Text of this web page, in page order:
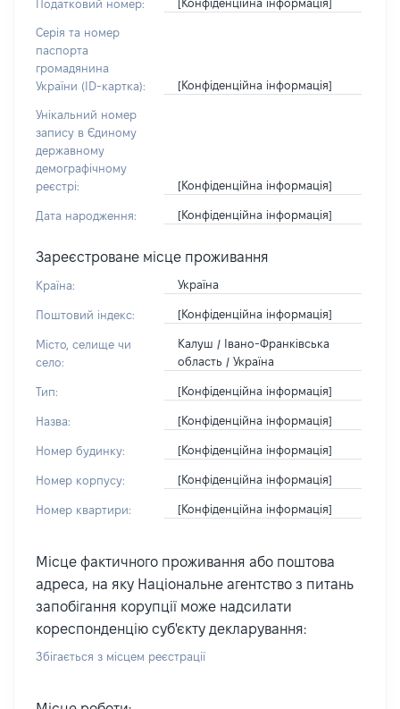
Податковий номер: [Конфіденційна інформація]
Серія та номер
паспорта
громадянина
України (ID-картка):
[Конфіденційна інформація]
Унікальний номер
запису в Єдиному
державному
демографічному
реєстрі:
[Конфіденційна інформація]
Дата народження: [Конфіденційна інформація]
Зареєстроване місце проживання
Країна: Україна
Поштовий індекс: [Конфіденційна інформація]
Місто, селище чи
село:
Калуш / Івано-Франківська
область / Україна
Тип: [Конфіденційна інформація]
Назва: [Конфіденційна інформація]
Номер будинку: [Конфіденційна інформація]
Номер корпусу: [Конфіденційна інформація]
Номер квартири: [Конфіденційна інформація]
Місце фактичного проживання або поштова
адреса, на яку Національне агентство з питань
запобігання корупції може надсилати
кореспонденцію суб'єкту декларування:
Збігається з місцем реєстрації